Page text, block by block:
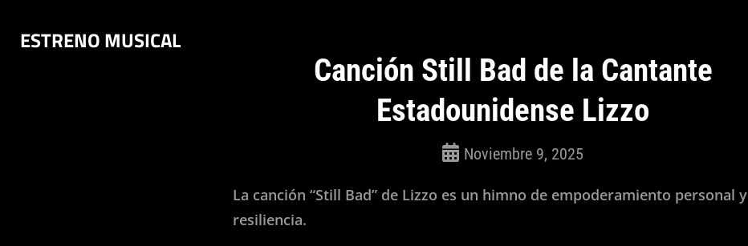
ESTRENO MUSICAL
Canción Still Bad de la Cantante
Estadounidense Lizzo
Noviembre 9, 2025
La canción “Still Bad” de Lizzo es un himno de empoderamiento personal y
resiliencia.